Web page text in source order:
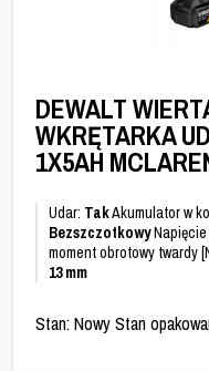
DEWALT
WKRĘTARKA
1X5AH
Udar: TakAkumulator w
Bezszczotkowy
moment obrotowy twardy
13 mm
Stan: Nowy Stan